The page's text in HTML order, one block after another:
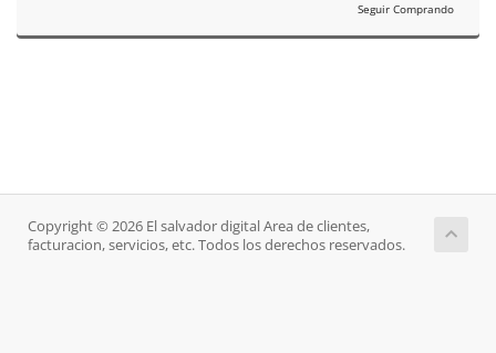
Seguir Comprando
Copyright © 2026 El salvador digital Area de clientes,
facturacion, servicios, etc. Todos los derechos reservados.